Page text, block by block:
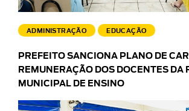
ADMINISTRAÇÃO EDUCAÇÃO
PREFEITO SANCIONA PLANO DE
REMUNERAÇÃO DOS DOCENTES DA
MUNICIPAL DE ENSINO